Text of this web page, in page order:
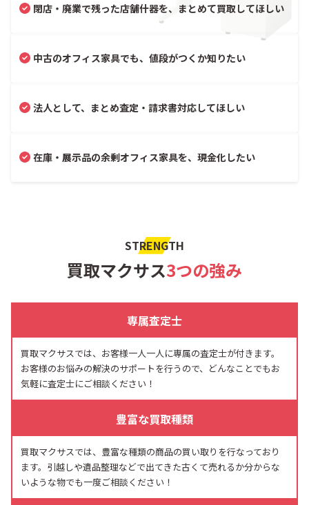
閉店・廃業で残った店舗什器を、まとめて買取してほしい
中古のオフィス家具でも、値段がつくか知りたい
法人として、まとめ査定・請求書対応してほしい
在庫・展示品の余剰オフィス家具を、現金化したい
STRENGTH
買取マクサス3つの強み
専属査定士
買取マクサスでは、お客様一人一人に専属の査定士が付きます。
お客様のお悩みの解決のサポートを行うので、どんなことでもお
気軽に査定士にご相談ください！
豊富な買取種類
買取マクサスでは、豊富な種類の商品の買い取りを行なっており
ます。引越しや遺品整理などで出てきた古くて売れるか分からな
いような物でも一度ご相談ください！